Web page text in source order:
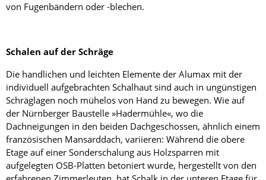
von Fugenbändern oder -blechen.
Schalen auf der Schräge
Die handlichen und leichten Elemente der Alumax mit der
individuell aufgebrachten Schalhaut sind auch in ungünstigen
Schräglagen noch mühelos von Hand zu bewegen. Wie auf
der Nürnberger Baustelle »Hadermühle«, wo die
Dachneigungen in den beiden Dachgeschossen, ähnlich einem
französischen Mansarddach, variieren: Während die obere
Etage auf einer Sonderschalung aus Holzsparren mit
aufgelegten OSB-Platten betoniert wurde, hergestellt von den